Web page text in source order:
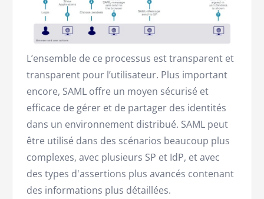
L’ensemble de ce processus est transparent et
transparent pour l’utilisateur. Plus important
encore, SAML offre un moyen sécurisé et
efficace de gérer et de partager des identités
dans un environnement distribué. SAML peut
être utilisé dans des scénarios beaucoup plus
complexes, avec plusieurs SP et IdP, et avec
des types d'assertions plus avancés contenant
des informations plus détaillées.